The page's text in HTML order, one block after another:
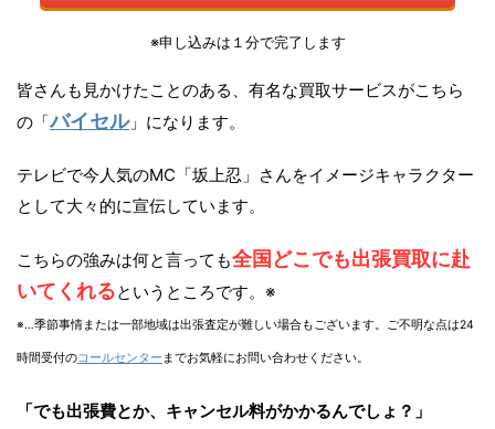
※申し込みは１分で完了します
皆さんも見かけたことのある、有名な買取サービスがこちら
の「バイセル」になります。
テレビで今人気のMC「坂上忍」さんをイメージキャラクター
として大々的に宣伝しています。
こちらの強みは何と言っても全国どこでも出張買取に赴
いてくれるというところです。※
※…季節事情または一部地域は出張査定が難しい場合もございます。ご不明な点は24
時間受付のコールセンター までお気軽にお問い合わせください。
「でも出張費とか、キャンセル料がかかるんでしょ？」